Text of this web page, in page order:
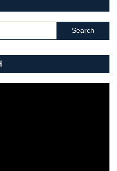
Search for: